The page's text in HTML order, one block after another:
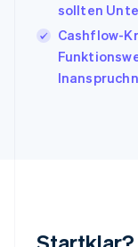
sollten
Cashflow-
Kroatien
EnglishItaliano
Lettland
English
English